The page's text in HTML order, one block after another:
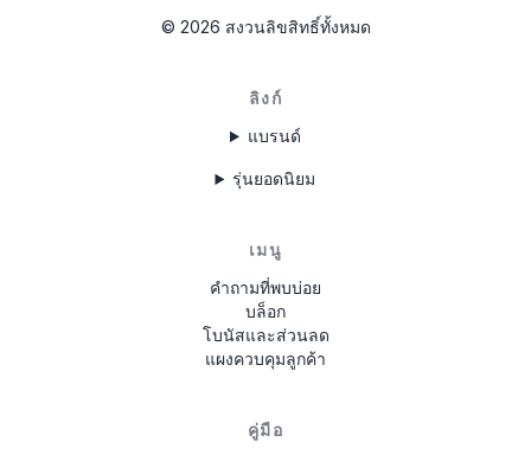
© 2026 สงวนลิขสิทธิ์ทั้งหมด
ลิงก์
แบรนด์
รุ่นยอดนิยม
เมนู
คำถามที่พบบ่อย
บล็อก
โบนัสและส่วนลด
แผงควบคุมลูกค้า
คู่มือ